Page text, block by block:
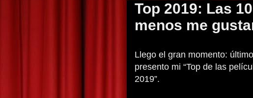
Top 2019: Las
menos me
Llego el gran momento:
presento mi “Top de las
2019”.